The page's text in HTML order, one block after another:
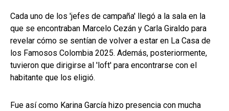
Cada uno de los 'jefes de campaña' llegó a la sala en la
que se encontraban Marcelo Cezán y Carla Giraldo para
revelar cómo se sentían de volver a estar en La Casa de
los Famosos Colombia 2025. Además, posteriormente,
tuvieron que dirigirse al 'loft' para encontrarse con el
habitante que los eligió.
Fue así como Karina García hizo presencia con mucha